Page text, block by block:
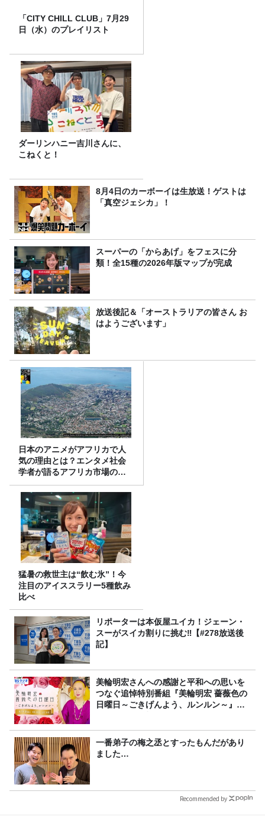
「CITY CHILL CLUB」7月29
日（水）のプレイリスト
ダーリンハニー吉川さんに、
こねくと！
8月4日のカーボーイは生放送！ゲストは
「真空ジェシカ」！
スーパーの「からあげ」をフェスに分
類！全15種の2026年版マップが完成
放送後記＆「オーストラリアの皆さん お
はようございます」
日本のアニメがアフリカで人
気の理由とは？エンタメ社会
学者が語るアフリカ市場のリ
アル
猛暑の救世主は“飲む氷”！今
注目のアイススラリー5種飲み
比べ
リポーターは本仮屋ユイカ！ジェーン・
スーがスイカ割りに挑む‼【#278放送後
記】
美輪明宏さんへの感謝と平和への思いを
つなぐ追悼特別番組『美輪明宏 薔薇色の
日曜日～ごきげんよう、ルンルン～』
一番弟子の梅之丞とすったもんだがあり
ました…
Recommended by